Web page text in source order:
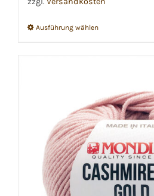
Ausführung wählenDieses
Varianten
auf.
Optionen
können